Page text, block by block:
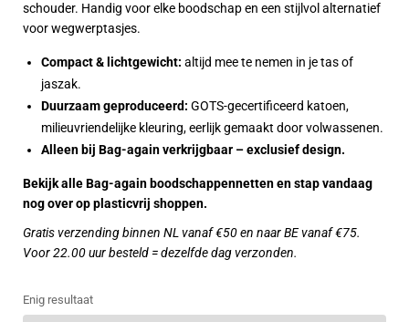
schouder. Handig voor elke boodschap en een stijlvol alternatief
voor wegwerptasjes.
Compact & lichtgewicht: altijd mee te nemen in je tas of
jaszak.
Duurzaam geproduceerd: GOTS-gecertificeerd katoen,
milieuvriendelijke kleuring, eerlijk gemaakt door volwassenen.
Alleen bij Bag-again verkrijgbaar – exclusief design.
Bekijk alle Bag-again boodschappennetten en stap vandaag
nog over op plasticvrij shoppen.
Gratis verzending binnen NL vanaf €50 en naar BE vanaf €75.
Voor 22.00 uur besteld = dezelfde dag verzonden.
Enig resultaat